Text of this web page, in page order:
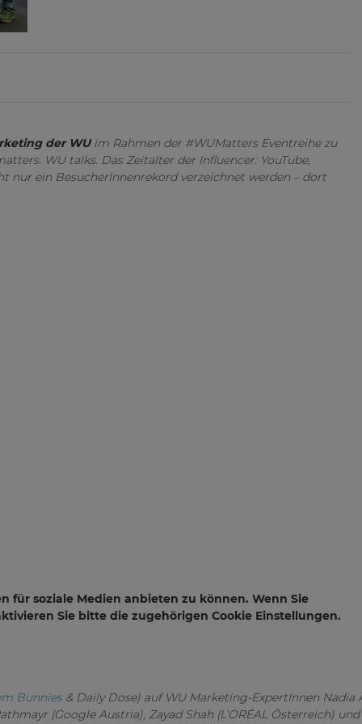
der WUim Rahmen der #WUMatters Eventreihe zu
WU talks. Das Zeitalter der Influencer: YouTube,
nur ein BesucherInnenrekord verzeichnet werden – dort
für soziale Medien anbieten zu können. Wenn Sie
Sie bitte die zugehörigen Cookie Einstellungen.
Bunnies& Daily Dose) auf WU Marketing-ExpertInnen Nadia
(Google Austria), Zayad Shah (L’ORÉAL Österreich)